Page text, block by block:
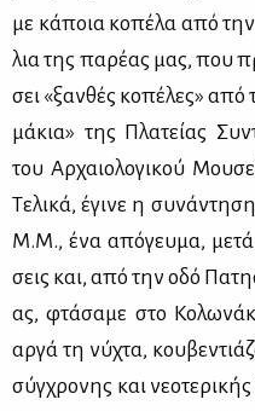
με κά­ποια κο­πέ­λα από
λια της πα­ρέ­ας μας, που
σει «ξαν­θές κο­πέ­λες»
μά­κια» της Πλα­τεί­ας
του Αρ­χαιο­λο­γι­κού
Τε­λι­κά, έγι­νε η
Μ.Μ., ένα από­γευ­μα,
σεις και, από την οδό
ας, φτά­σα­με στο
αρ­γά τη νύ­χτα,
σύγ­χρο­νης και